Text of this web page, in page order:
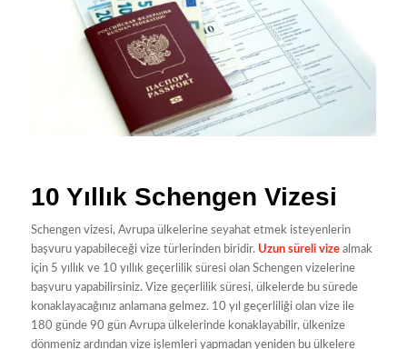
10 Yıllık Schengen Vizesi
Schengen vizesi, Avrupa ülkelerine seyahat etmek isteyenlerin
başvuru yapabileceği vize türlerinden biridir. Uzun süreli vize almak
için 5 yıllık ve 10 yıllık geçerlilik süresi olan Schengen vizelerine
başvuru yapabilirsiniz. Vize geçerlilik süresi, ülkelerde bu sürede
konaklayacağınız anlamana gelmez. 10 yıl geçerliliği olan vize ile
180 günde 90 gün Avrupa ülkelerinde konaklayabilir, ülkenize
dönmeniz ardından vize işlemleri yapmadan yeniden bu ülkelere